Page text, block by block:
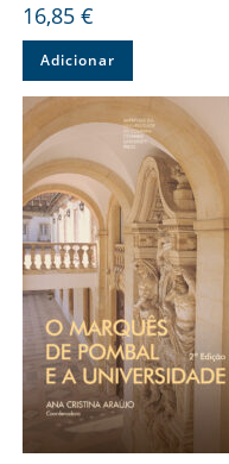
16,85 €
Adicionar